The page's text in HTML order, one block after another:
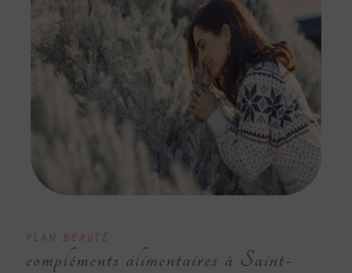
PLAN BEAUTÉ
compléments alimentaires à Saint-